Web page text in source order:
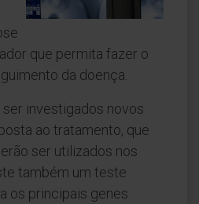
que permita fazer o
da doença.
investigados novos
ao tratamento, que
ser utilizados nos
também um teste
os principais genes